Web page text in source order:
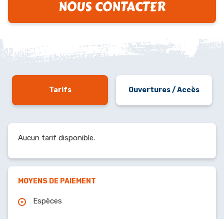
NOUS CONTACTER
Tarifs Ouvertures / Accès
Aucun tarif disponible.
MOYENS DE PAIEMENT
Espèces